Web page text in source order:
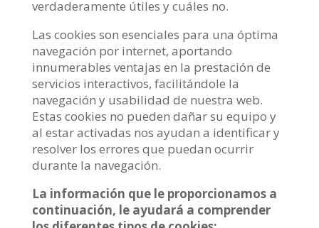
verdaderamente útiles y cuáles no.
Las cookies son esenciales para una óptima
navegación por internet, aportando
innumerables ventajas en la prestación de
servicios interactivos, facilitándole la
navegación y usabilidad de nuestra web.
Estas cookies no pueden dañar su equipo y
al estar activadas nos ayudan a identificar y
resolver los errores que puedan ocurrir
durante la navegación.
La información que le proporcionamos a
continuación, le ayudará a comprender